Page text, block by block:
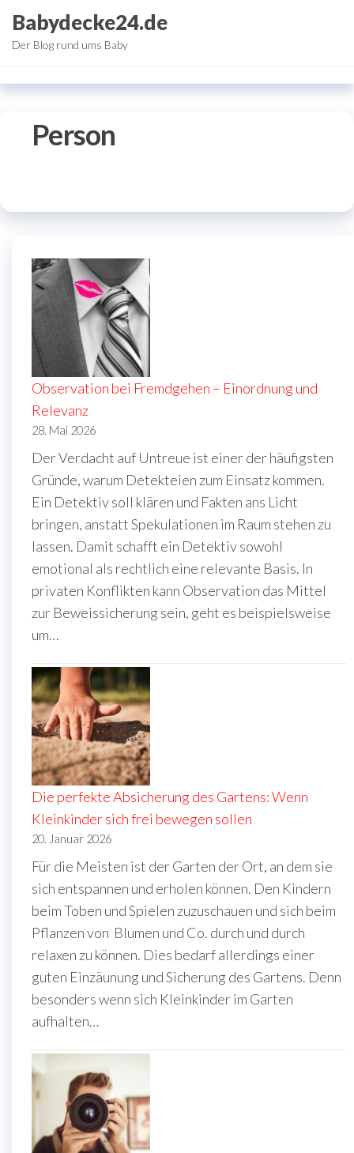
Inhalt
springen
Babydecke24.de
Der Blog rund ums Baby
Person
Observation bei Fremdgehen – Einordnung und
Relevanz
28. Mai 2026
Der Verdacht auf Untreue ist einer der häufigsten
Gründe, warum Detekteien zum Einsatz kommen.
Ein Detektiv soll klären und Fakten ans Licht
bringen, anstatt Spekulationen im Raum stehen zu
lassen. Damit schafft ein Detektiv sowohl
emotional als rechtlich eine relevante Basis. In
privaten Konflikten kann Observation das Mittel
zur Beweissicherung sein, geht es beispielsweise
um…
Die perfekte Absicherung des Gartens: Wenn
Kleinkinder sich frei bewegen sollen
20. Januar 2026
Für die Meisten ist der Garten der Ort, an dem sie
sich entspannen und erholen können. Den Kindern
beim Toben und Spielen zuzuschauen und sich beim
Pflanzen von Blumen und Co. durch und durch
relaxen zu können. Dies bedarf allerdings einer
guten Einzäunung und Sicherung des Gartens. Denn
besonders wenn sich Kleinkinder im Garten
aufhalten…